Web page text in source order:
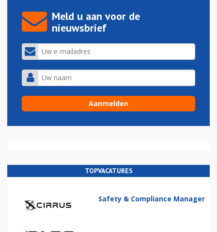
Meld u aan voor de
nieuwsbrief
TOPVACATURES
Safety & Compliance Manager